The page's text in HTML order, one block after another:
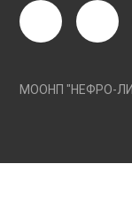
МООНП "НЕФРО-